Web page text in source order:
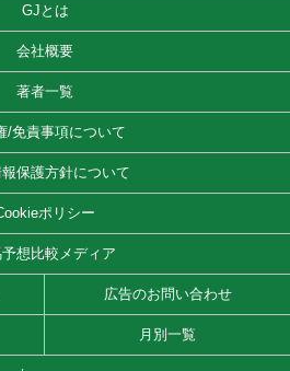
GJとは
会社概要
著者一覧
/免責事項について
保護方針について
ポリシー
想比較メディア
広告のお問い合わせ
月別一覧